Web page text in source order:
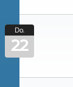
Do.
22